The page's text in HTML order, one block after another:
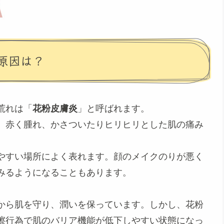
因は？
れは「 花粉皮膚炎 」と呼ばれます。
く腫れ、かさついたりヒリヒリとした肌の痛み
い場所によく表れます。顔のメイクのりが悪く
ようになることもあります。
肌を守り、潤いを保っています。しかし、花粉
為で肌のバリア機能が低下しやすい状態になっ